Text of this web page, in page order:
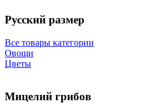
Русский размер
Все товары категории
Овощи
Цветы
Мицелий грибов